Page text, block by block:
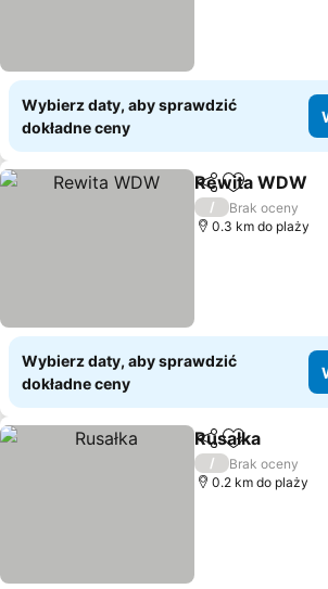
Wybierz daty, aby sprawdzić
dokładne ceny
Udostępnij
Dodaj do
Rewita WDW
/
Brak oceny
0.3 km do plaży
Wybierz daty, aby sprawdzić
dokładne ceny
UdostępnijDodaj do
Rusałka
/
Brak oceny
0.2 km do plaży